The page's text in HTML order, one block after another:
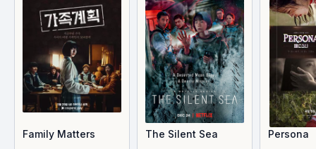
Family Matters The Silent Sea Persona